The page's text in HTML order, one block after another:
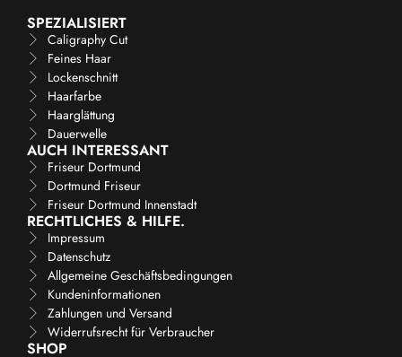
SPEZIALISIERT
Caligraphy Cut
Feines Haar
Lockenschnitt
Haarfarbe
Haarglättung
Dauerwelle
AUCH INTERESSANT
Friseur Dortmund
Dortmund Friseur
Friseur Dortmund Innenstadt
RECHTLICHES & HILFE.
Impressum
Datenschutz
Allgemeine Geschäftsbedingungen
Kundeninformationen
Zahlungen und Versand
Widerrufsrecht für Verbraucher
SHOP